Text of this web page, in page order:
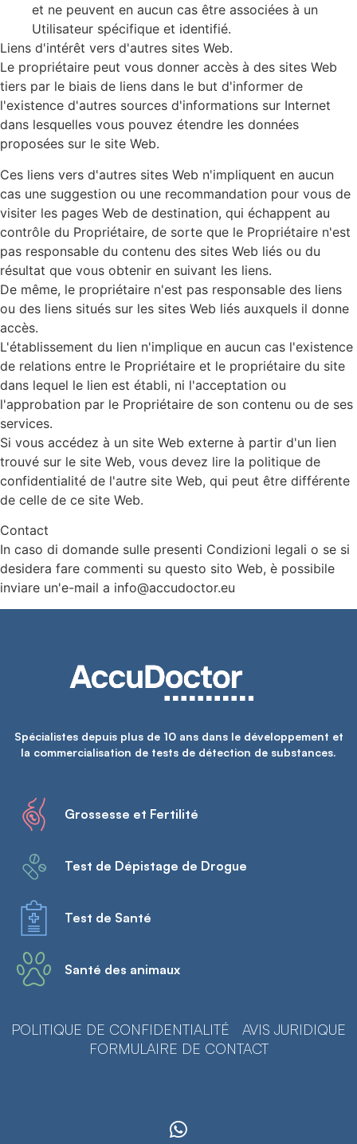
et ne peuvent en aucun cas être associées à un
Utilisateur spécifique et identifié.
Liens d'intérêt vers d'autres sites Web.
Le propriétaire peut vous donner accès à des sites Web
tiers par le biais de liens dans le but d'informer de
l'existence d'autres sources d'informations sur Internet
dans lesquelles vous pouvez étendre les données
proposées sur le site Web.
Ces liens vers d'autres sites Web n'impliquent en aucun
cas une suggestion ou une recommandation pour vous de
visiter les pages Web de destination, qui échappent au
contrôle du Propriétaire, de sorte que le Propriétaire n'est
pas responsable du contenu des sites Web liés ou du
résultat que vous obtenir en suivant les liens.
De même, le propriétaire n'est pas responsable des liens
ou des liens situés sur les sites Web liés auxquels il donne
accès.
L'établissement du lien n'implique en aucun cas l'existence
de relations entre le Propriétaire et le propriétaire du site
dans lequel le lien est établi, ni l'acceptation ou
l'approbation par le Propriétaire de son contenu ou de ses
services.
Si vous accédez à un site Web externe à partir d'un lien
trouvé sur le site Web, vous devez lire la politique de
confidentialité de l'autre site Web, qui peut être différente
de celle de ce site Web.
Contact
In caso di domande sulle presenti Condizioni legali o se si
desidera fare commenti su questo sito Web, è possibile
inviare un'e-mail a info@accudoctor.eu
Spécialistes depuis plus de 10 ans dans le développement et
la commercialisation de tests de détection de substances.
Grossesse et Fertilité
Test de Dépistage de Drogue
Test de Santé
Santé des animaux
POLITIQUE DE CONFIDENTIALITÉ
AVIS JURIDIQUE
FORMULAIRE DE CONTACT